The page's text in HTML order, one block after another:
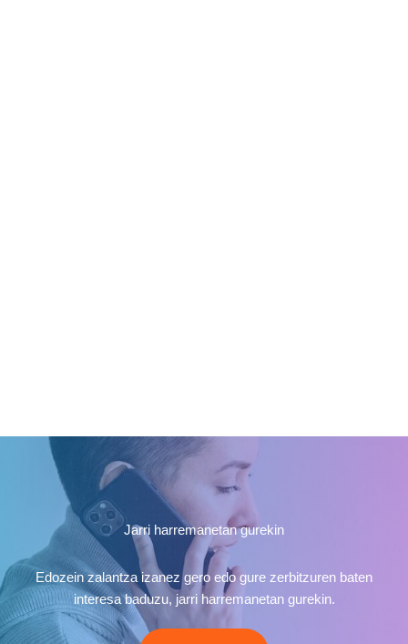
Jarri harremanetan gurekin
Edozein zalantza izanez gero edo gure zerbitzuren baten
interesa baduzu, jarri harremanetan gurekin.